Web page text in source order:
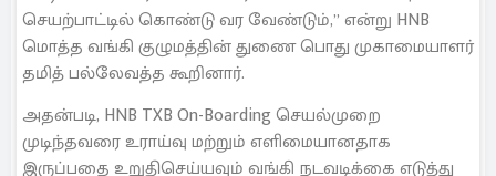
செயற்பாட்டில் கொண்டு வர வேண்டும்,” என்று HNB
மொத்த வங்கி குழுமத்தின் துணை பொது முகாமையாளர்
தமித் பல்லேவத்த கூறினார்.
அதன்படி, HNB TXB On-Boarding செயல்முறை
முடிந்தவரை உராய்வு மற்றும் எளிமையானதாக
இருப்பதை உறுதிசெய்யவும் வங்கி நடவடிக்கை எடுத்து